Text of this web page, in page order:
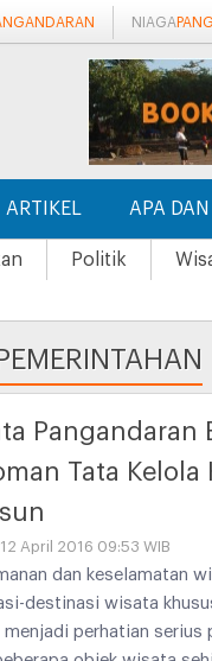
NIAGA
ARTIKEL APA
Politik
Pangandaran
Tata Kelola
April 2016 09:53 WIB
dan keselamatan
destinasi wisata
menjadi perhatian serius